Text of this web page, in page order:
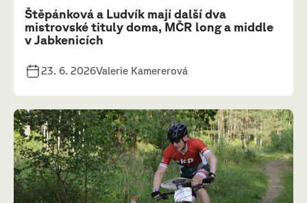
Štěpánková a Ludvík mají další dva
mistrovské tituly doma, MČR long a middle
v Jabkenicích
23. 6. 2026Valerie Kamererová